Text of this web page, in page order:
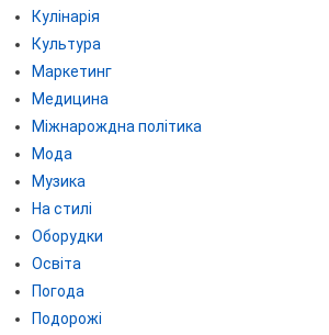
Кулінарія
Культура
Маркетинг
Медицина
Міжнарождна політика
Мода
Музика
На стилі
Оборудки
Освіта
Погода
Подорожі